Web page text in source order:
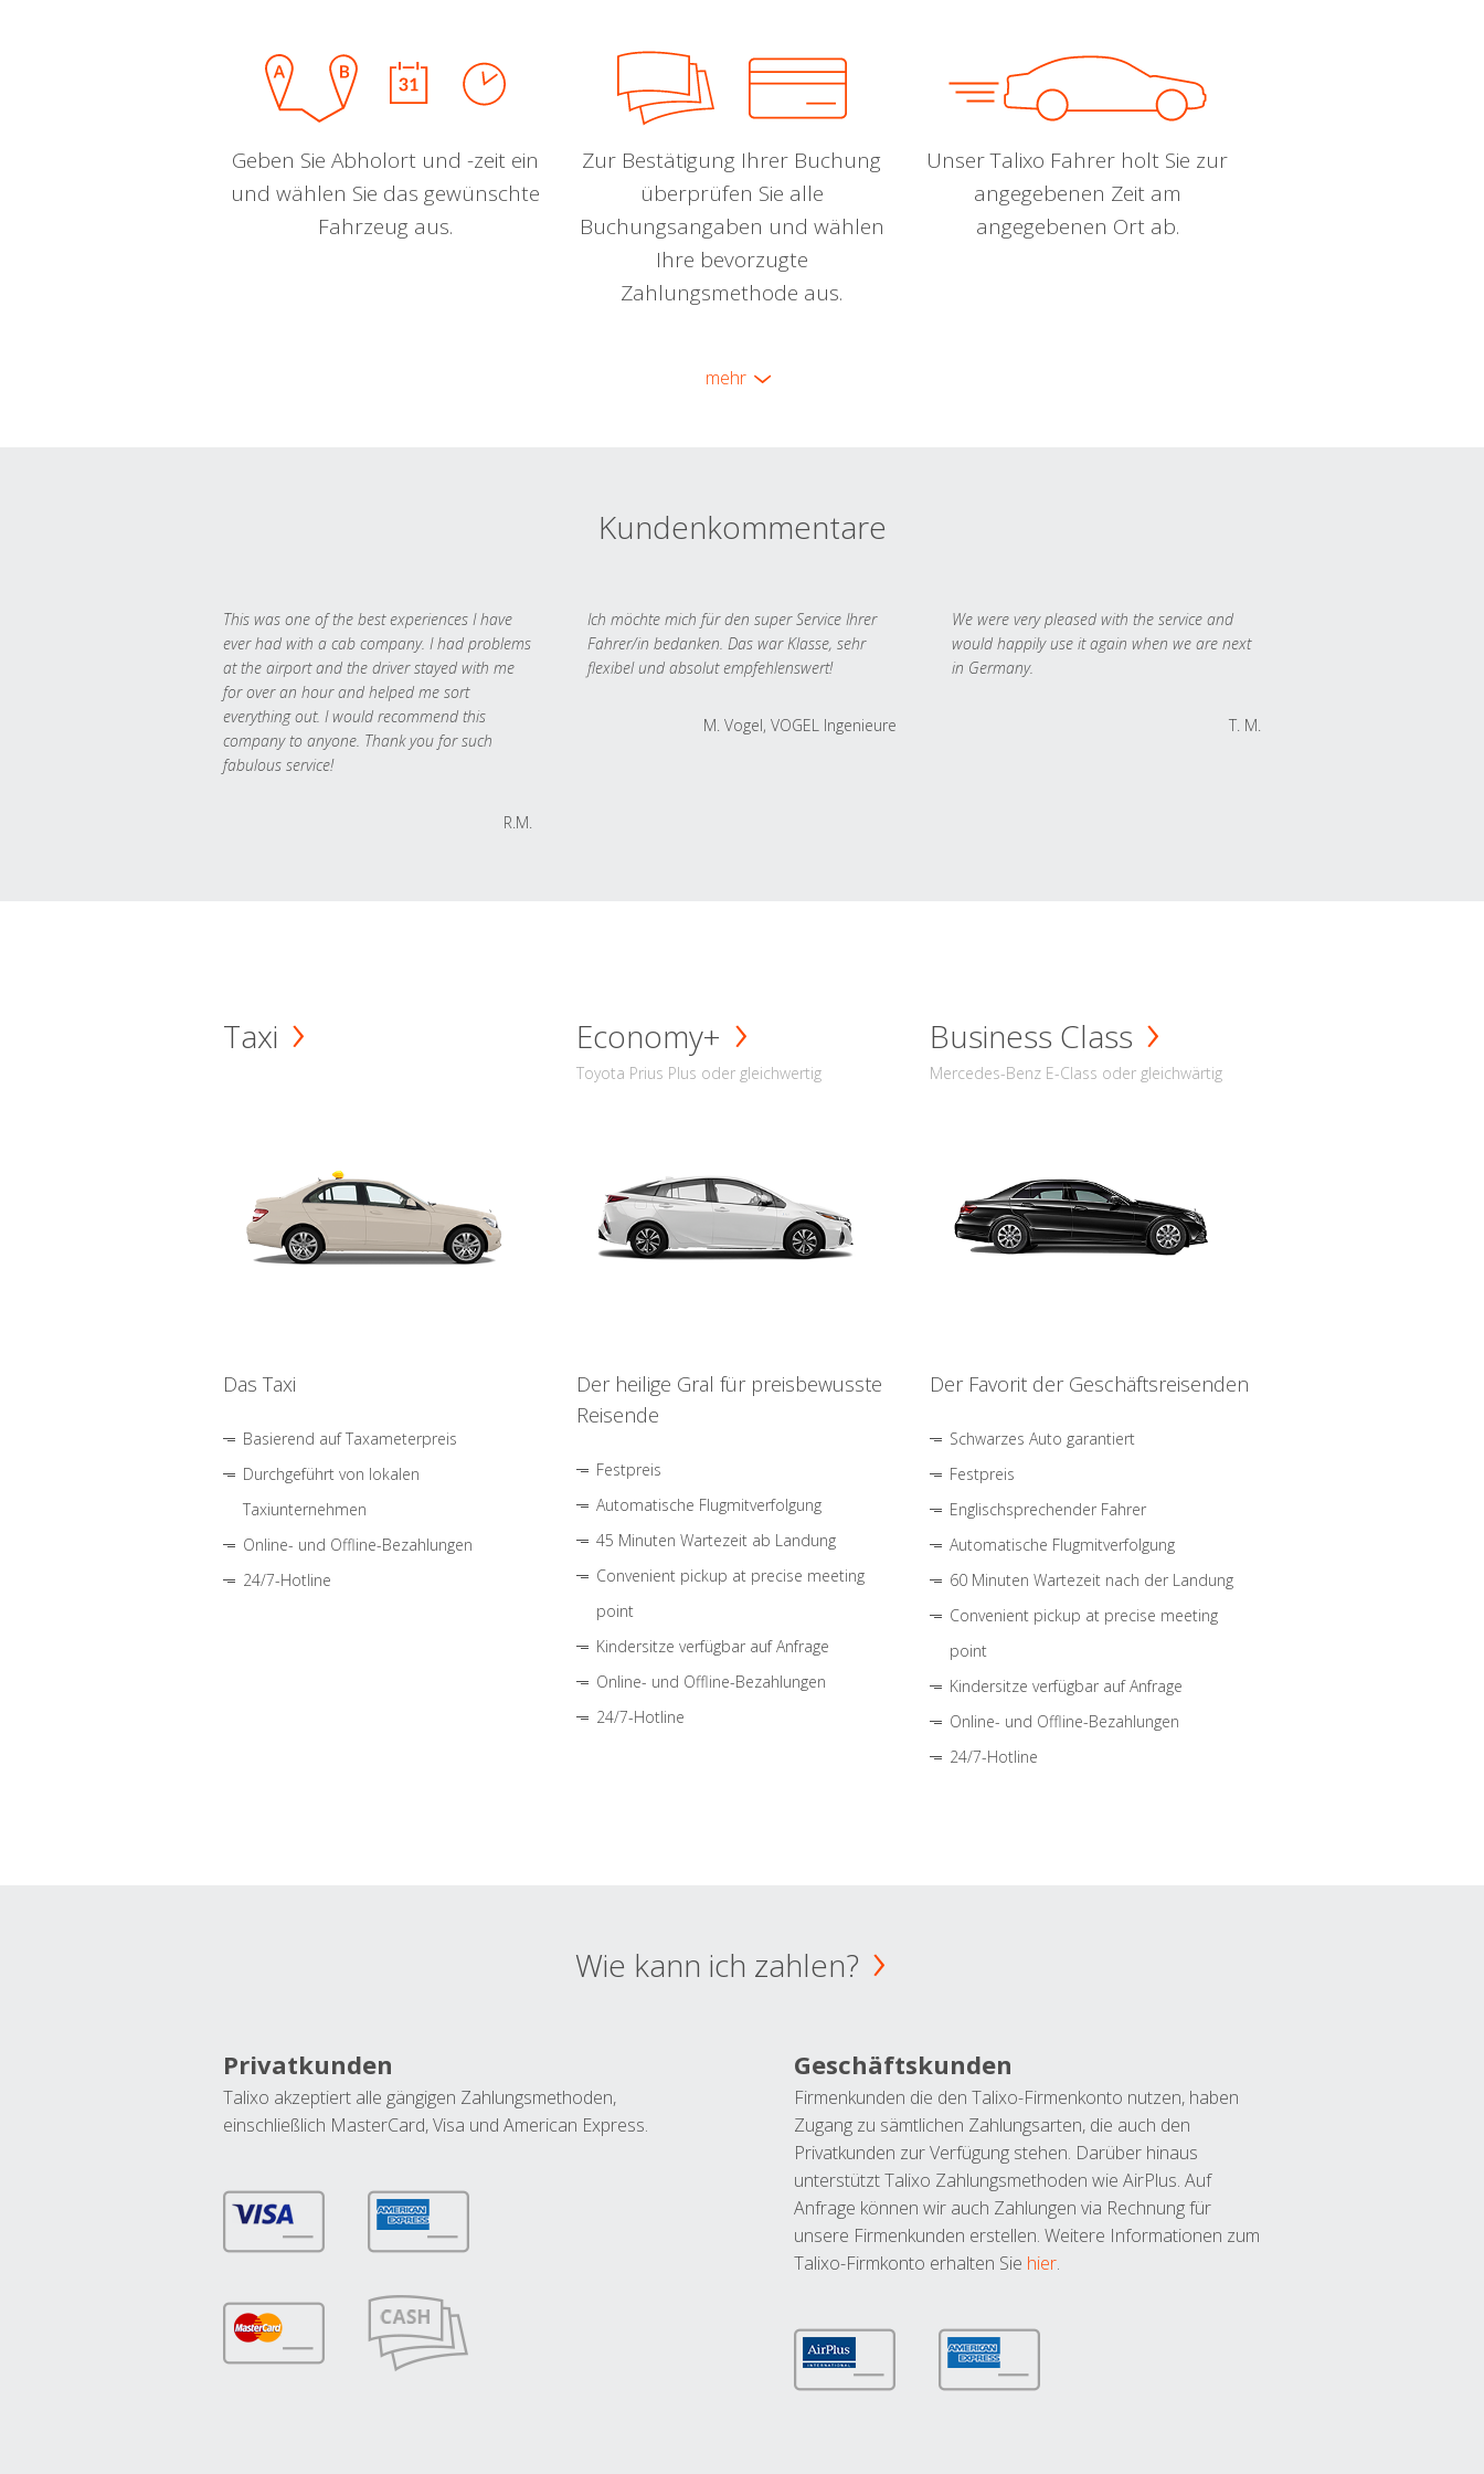
Geben Sie Abholort und -zeit ein
und wählen Sie das gewünschte
Fahrzeug aus.
Zur Bestätigung Ihrer Buchung
überprüfen Sie alle
Buchungsangaben und wählen
Ihre bevorzugte
Zahlungsmethode aus.
Unser Talixo Fahrer holt Sie zur
angegebenen Zeit am
angegebenen Ort ab.
mehr
Kundenkommentare
This was one of the best experiences I have
ever had with a cab company. I had problems
at the airport and the driver stayed with me
for over an hour and helped me sort
everything out. I would recommend this
company to anyone. Thank you for such
fabulous service!
R.M.
Ich möchte mich für den super Service Ihrer
Fahrer/in bedanken. Das war Klasse, sehr
flexibel und absolut empfehlenswert!
M. Vogel, VOGEL Ingenieure
We were very pleased with the service and
would happily use it again when we are next
in Germany.
T. M.
Taxi
Das Taxi
Basierend auf Taxameterpreis
Durchgeführt von lokalen
Taxiunternehmen
Online- und Offline-Bezahlungen
24/7-Hotline
Economy+
Toyota Prius Plus oder gleichwertig
Der heilige Gral für preisbewusste
Reisende
Festpreis
Automatische Flugmitverfolgung
45 Minuten Wartezeit ab Landung
Convenient pickup at precise meeting
point
Kindersitze verfügbar auf Anfrage
Online- und Offline-Bezahlungen
24/7-Hotline
Business Class
Mercedes-Benz E-Class oder gleichwärtig
Der Favorit der Geschäftsreisenden
Schwarzes Auto garantiert
Festpreis
Englischsprechender Fahrer
Automatische Flugmitverfolgung
60 Minuten Wartezeit nach der Landung
Convenient pickup at precise meeting
point
Kindersitze verfügbar auf Anfrage
Online- und Offline-Bezahlungen
24/7-Hotline
Wie kann ich zahlen?
Privatkunden
Talixo akzeptiert alle gängigen Zahlungsmethoden,
einschließlich MasterCard, Visa und American Express.
Geschäftskunden
Firmenkunden die den Talixo-Firmenkonto nutzen, haben
Zugang zu sämtlichen Zahlungsarten, die auch den
Privatkunden zur Verfügung stehen. Darüber hinaus
unterstützt Talixo Zahlungsmethoden wie AirPlus. Auf
Anfrage können wir auch Zahlungen via Rechnung für
unsere Firmenkunden erstellen. Weitere Informationen zum
Talixo-Firmkonto erhalten Sie hier.